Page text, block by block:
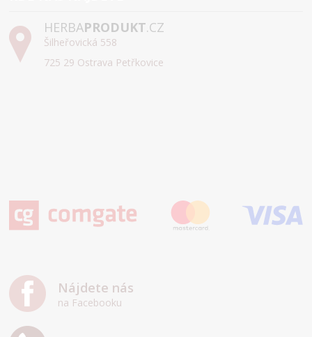
HERBAPRODUKT.CZ
Šilheřovická 558
725 29 Ostrava Petřkovice
Nájdete nás
na Facebooku